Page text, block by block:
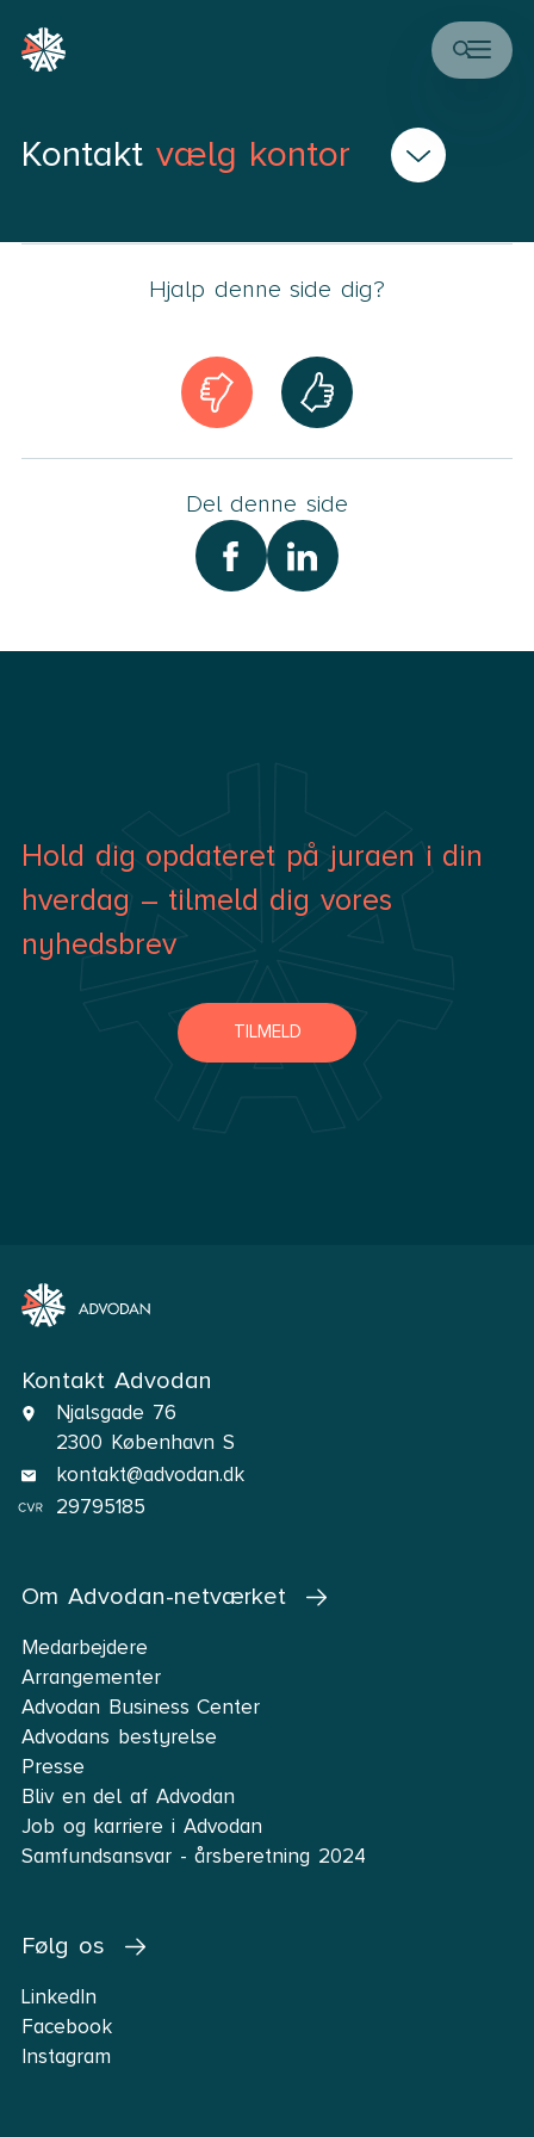
Kontakt vælg kontor
Aalborg & Brønderslev
Slagelse
Store Heddinge
Business Center
Bornholm
Hjalp denne side dig?
Del denne side
Kontakt Advodan
Njalsgade 76
2300 København S
kontakt@advodan.dk
29795185
Om Advodan-netværket
Medarbejdere
Arrangementer
Advodan Business Center
Advodans bestyrelse
Presse
Bliv en del af Advodan
Job og karriere i Advodan
Samfundsansvar - årsberetning 2024
Følg os
LinkedIn
Facebook
Instagram
Hold dig opdateret på juraen i din
hverdag – tilmeld dig vores
nyhedsbrev
TILMELD